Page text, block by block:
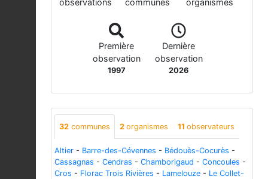
observations communes organismes
Première
observation
1997
Dernière
observation
2026
32 communes 2 organismes 11 observateurs
Altier - Barre-des-Cévennes - Bédouès-Cocurès -
Cassagnas - Cendras - Chamborigaud - Concoules -
Cros - Florac Trois Rivières - Lamelouze - Le Collet-